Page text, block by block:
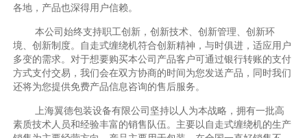
各地，产品也深得用户信赖。
本公司始终支持职工创新，创新技术、创新管理、创新环
境、创新制度。自走式缠绕机符合创新精神，与时俱进，适应用户
多变的需求。对于想要购买本公司产品客户可通过银行转账的支付
方式支付交易，我们会在双方协商的时间为您发送产品，同时我们
还将为您提供免费产品信息咨询的售后服务。
上海翼德包装设备有限公司坚持以人为本战略，拥有一批高
素质技术人员和经验丰富的销售队伍。主要以自走式缠绕机的生产